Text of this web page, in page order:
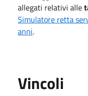
allegati relativi alle
Simulatore retta
anni.
Vincoli